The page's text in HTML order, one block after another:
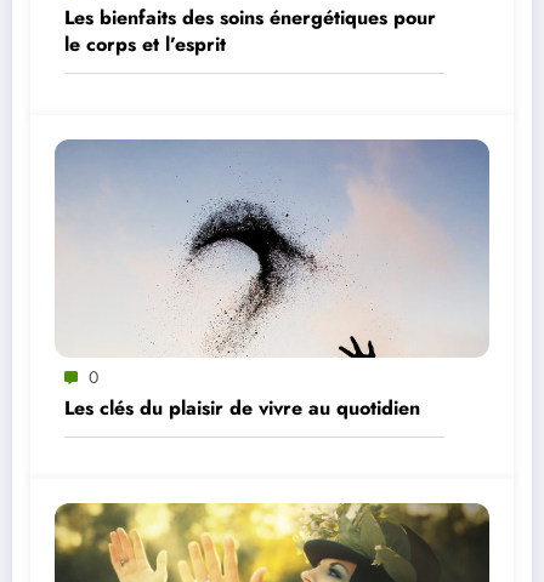
Les bienfaits des soins énergétiques pour
le corps et l’esprit
0
Les clés du plaisir de vivre au quotidien